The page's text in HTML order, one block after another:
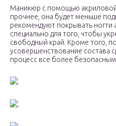
Маникюр с помощью акриловой
прочнее, она будет меньше
рекомендуют покрывать ногти
специально для того, чтобы
свободный край. Кроме того,
усовершенствование состава
процесс все более